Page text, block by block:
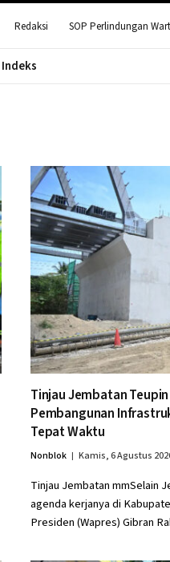
Redaksi SOP Perlindungan
Indeks
Tinjau Jembatan
Pembangunan
Tepat Waktu
Nonblok Kamis, 6 Agustus
Tinjau Jembatan mmSelain
agenda kerjanya di
Presiden (Wapres) Gibran